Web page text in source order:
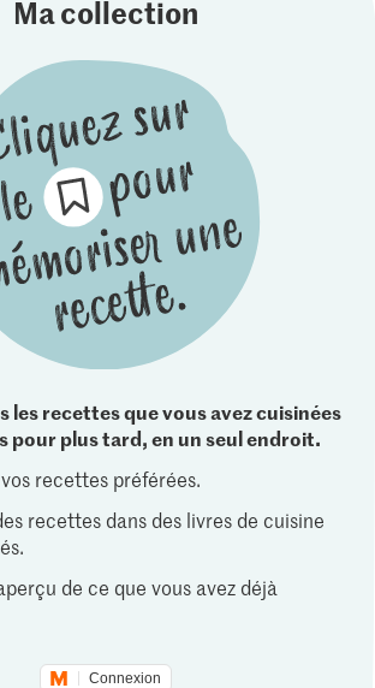
Ma collection
les recettes que vous avez cuisinées
pour plus tard, en un seul endroit.
recettes préférées.
recettes dans des livres de cuisine
de ce que vous avez déjà
Connexion